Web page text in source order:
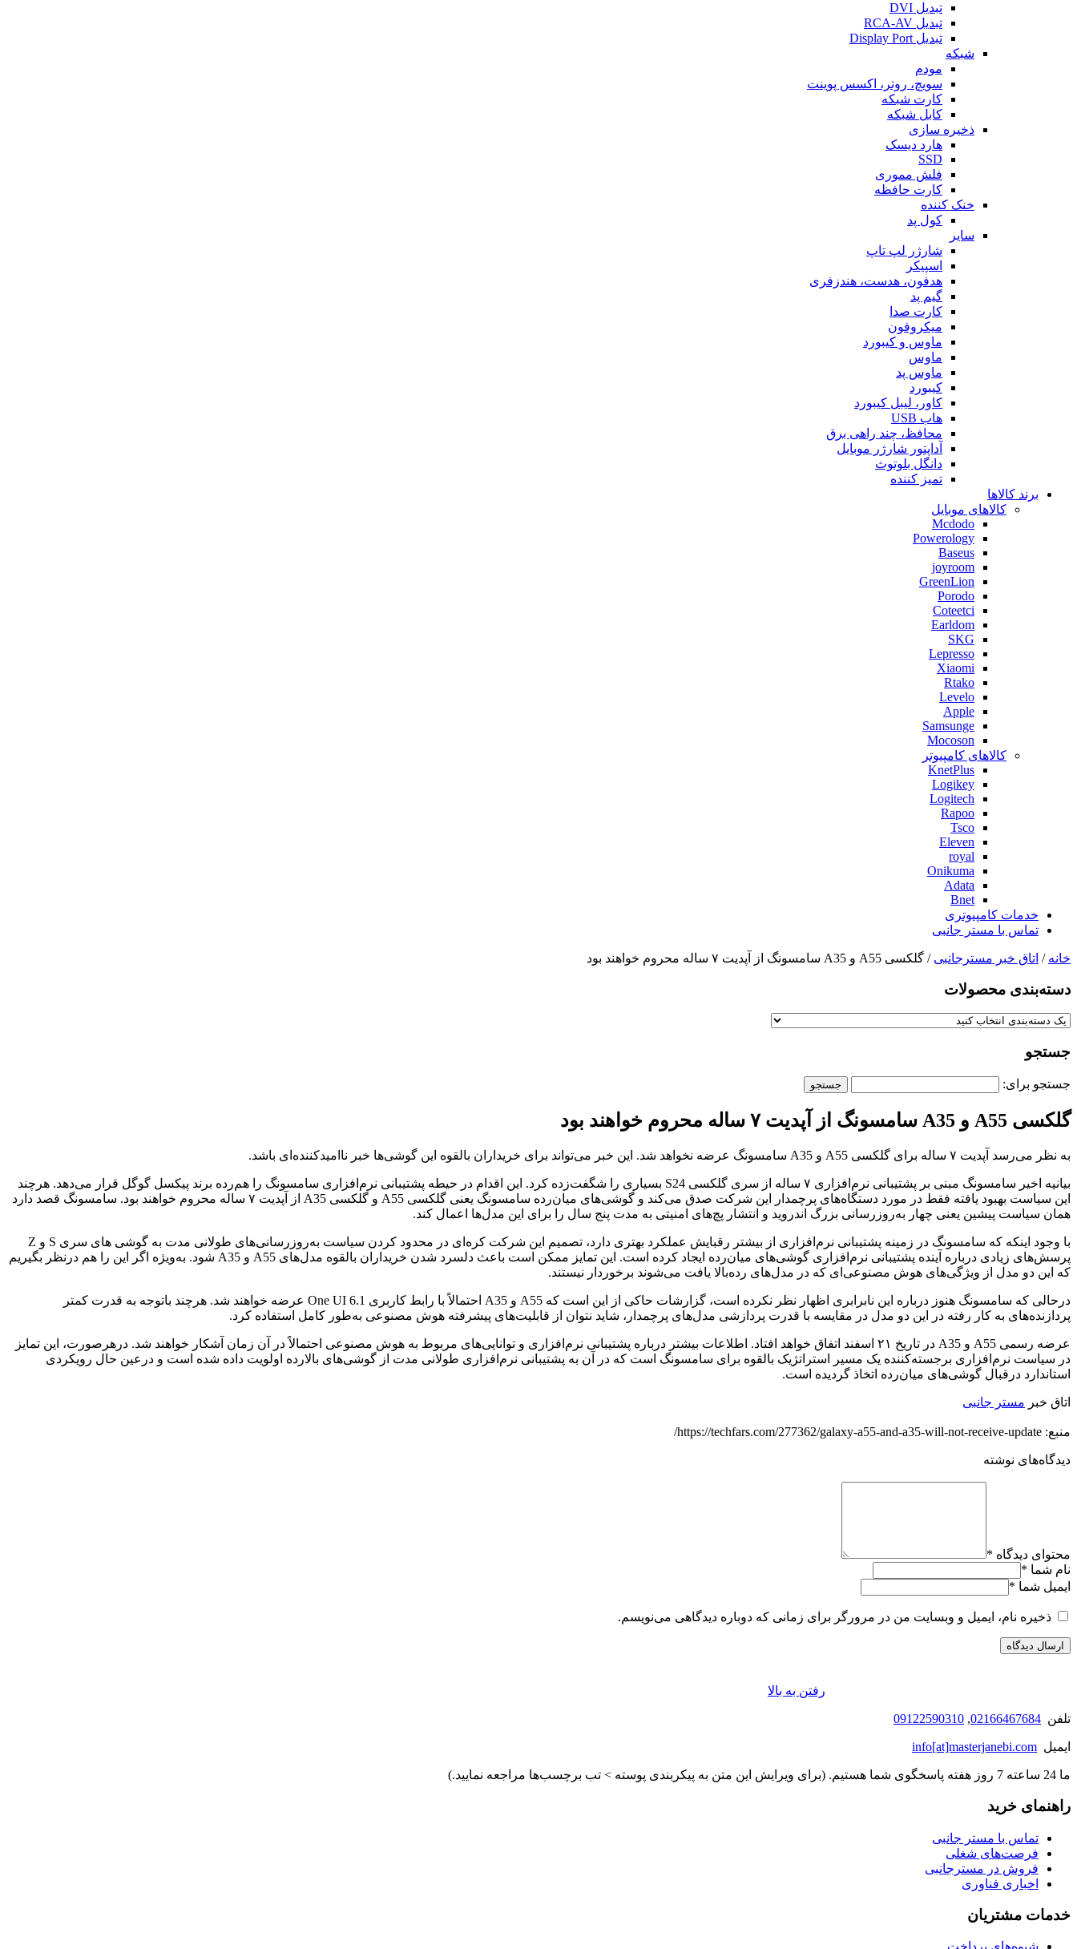
تبدیل DVI
تبدیل RCA-AV
تبدیل Display Port
شبکه
مودم
سویچ، روتر، اکسس پوینت
کارت شبکه
کابل شبکه
ذخیره سازی
هارد دیسک
SSD
فلش مموری
کارت حافظه
خنک کننده
کول پد
سایر
شارژر لپ تاپ
اسپیکر
هدفون، هدست، هندزفری
گیم پد
کارت صدا
میکروفون
ماوس و کیبورد
ماوس
ماوس پد
کیبورد
کاور، لیبل کیبورد
هاب USB
محافظ، چند راهی برق
آداپتور شارژر موبایل
دانگل بلوتوث
تمیز کننده
برند کالاها
کالاهای موبایل
Mcdodo
Powerology
Baseus
joyroom
GreenLion
Porodo
Coteetci
Earldom
SKG
Lepresso
Xiaomi
Rtako
Levelo
Apple
Samsunge
Mocoson
کالاهای کامپیوتر
KnetPlus
Logikey
Logitech
Rapoo
Tsco
Eleven
royal
Onikuma
Adata
Bnet
خدمات کامپیوتری
تماس با مستر جانبی
خانه / اتاق خبر مسترجانبی / گلکسی A55 و A35 سامسونگ از آپدیت ۷ ساله محروم خواهند بود
دسته‌بندی‌ محصولات
جستجو
جستجو برای:
گلکسی A55 و A35 سامسونگ از آپدیت ۷ ساله محروم خواهند بود
به نظر می‌رسد آپدیت ۷ ساله برای گلکسی A55 و A35 سامسونگ عرضه نخواهد شد. این خبر می‌تواند برای خریداران بالقوه این گوشی‌ها خبر ناامیدکننده‌ای باشد.
بیانیه اخیر سامسونگ مبنی بر پشتیبانی نرم‎‌افزاری ۷ ساله از سری گلکسی S24 بسیاری را شگفت‌زده کرد. این اقدام در حیطه پشتیبانی نرم‌‌افزاری سامسونگ را هم‌رده برند پیکسل گوگل قرار می‌دهد. هرچند
این سیاست بهبود یافته فقط در مورد دستگاه‌های پرچمدار این شرکت صدق می‌کند و گوشی‌های میان‌رده سامسونگ یعنی گلکسی A55 و گلکسی A35 از آپدیت ۷ ساله محروم خواهند بود. سامسونگ قصد دارد
همان سیاست پیشین یعنی چهار به‌روزرسانی بزرگ اندروید و انتشار پچ‌های امنیتی به مدت پنج سال را برای این مدل‌ها اعمال کند.
با وجود اینکه که سامسونگ در زمینه پشتیبانی نرم‌افزاری از بیشتر رقبایش عملکرد بهتری دارد، تصمیم این شرکت کره‌ای در محدود کردن سیاست به‌روزرسانی‌های طولانی مدت به گوشی های سری S و Z
پرسش‌های زیادی درباره آینده پشتیبانی نرم‌افزاری گوشی‌های میان‌رده ایجاد کرده است. این تمایز ممکن است باعث دلسرد شدن خریداران بالقوه مدل‌های A55 و A35 شود. به‌ویژه اگر این را هم درنظر بگیریم
که این دو مدل از ویژگی‌های هوش مصنوعی‌ای که در مدل‌های رده‌بالا یافت می‌شوند برخوردار نیستند.
درحالی که سامسونگ هنوز درباره این نابرابری اظهار نظر نکرده است، گزارشات حاکی از این است که A55 و A35 احتمالاً با رابط‌ کاربری One UI 6.1 عرضه خواهند شد. هرچند باتوجه به قدرت کمتر
پردازنده‌های به ‌کار رفته در این دو مدل در مقایسه با قدرت پردازشی مدل‌های پرچمدار، شاید نتوان از قابلیت‌های پیشرفته هوش مصنوعی به‌طور کامل استفاده کرد.
عرضه رسمی A55 و A35 در تاریخ ۲۱ اسفند اتفاق خواهد افتاد. اطلاعات بیشتر درباره پشتیبانی نرم‌افزاری و توانایی‌های مربوط به هوش مصنوعی احتمالاً در آن زمان آشکار خواهند شد. درهرصورت، این تمایز
در سیاست نرم‌افزاری برجسته‌‌کننده یک مسیر استراتژیک بالقوه برای سامسونگ است که در آن به پشتیبانی نرم‌افزاری طولانی مدت از گوشی‌های بالارده اولویت داده شده است و درعین حال رویکردی
استاندارد درقبال گوشی‌های میان‌رده اتخاذ گردیده است.
اتاق خبر مستر جانبی
منبع: https://techfars.com/277362/galaxy-a55-and-a35-will-not-receive-update/
دیدگاه‌های نوشته
محتوای دیدگاه *
نام شما *
ایمیل شما *
ذخیره نام، ایمیل و وبسایت من در مرورگر برای زمانی که دوباره دیدگاهی می‌نویسم.
رفتن به بالا
تلفن 02166467684
,
09122590310
ایمیل info[at]masterjanebi.com
ما 24 ساعته 7 روز هفته پاسخگوی شما هستیم. (برای ویرایش این متن به پیکربندی پوسته > تب برچسب‌ها مراجعه نمایید.)
راهنمای خرید
تماس با مستر جانبی
فرصت‌های شغلی
فروش در مسترجانبی
اخباری فناوری
خدمات مشتریان